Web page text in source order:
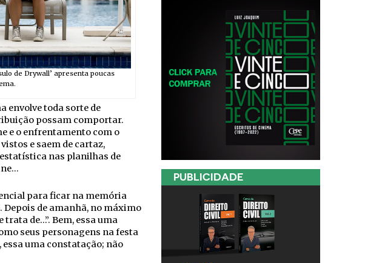
de Drywall’ apresenta poucas
envolve toda sorte de
possam comportar.
e o enfrentamento com o
e saem de cartaz,
nas planilhas de
para ficar na memória
Depois de amanhã, no máximo
de…”. Bem, essa uma
seus personagens na festa
uma constatação; não
PUBLICIDADE